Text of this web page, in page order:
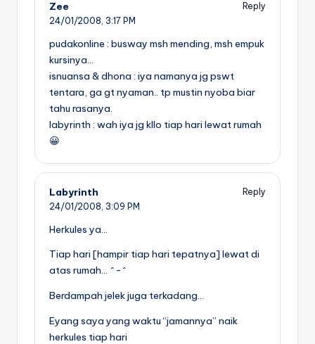
Zee
Reply
24/01/2008, 3:17 PM
pudakonline : busway msh mending, msh empuk
kursinya…
isnuansa & dhona : iya namanya jg pswt
tentara, ga gt nyaman.. tp mustin nyoba biar
tahu rasanya.
labyrinth : wah iya jg kllo tiap hari lewat rumah
😀
Labyrinth
Reply
24/01/2008, 3:09 PM
Herkules ya…
Tiap hari [hampir tiap hari tepatnya] lewat di
atas rumah… ^-^
Berdampah jelek juga terkadang…
Eyang saya yang waktu “jamannya” naik
herkules tiap hari